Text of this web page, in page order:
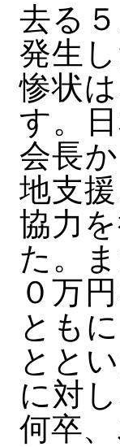
去る
発生
惨状
す。
会長
地支
協力
た。
０万
とも
とと
に対
何卒